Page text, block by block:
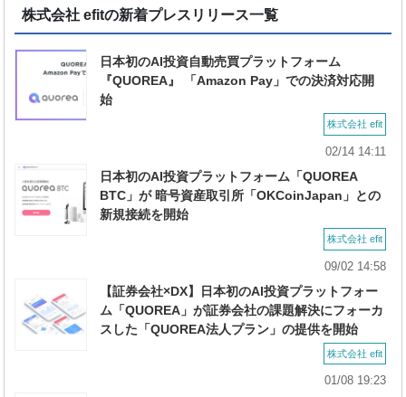
株式会社 efitの新着プレスリリース一覧
日本初のAI投資自動売買プラットフォーム
『QUOREA』 「Amazon Pay」での決済対応開
始
株式会社 efit
02/14 14:11
日本初のAI投資プラットフォーム「QUOREA
BTC」が 暗号資産取引所「OKCoinJapan」との
新規接続を開始
株式会社 efit
09/02 14:58
【証券会社×DX】日本初のAI投資プラットフォー
ム「QUOREA」が証券会社の課題解決にフォーカ
スした「QUOREA法人プラン」の提供を開始
株式会社 efit
01/08 19:23